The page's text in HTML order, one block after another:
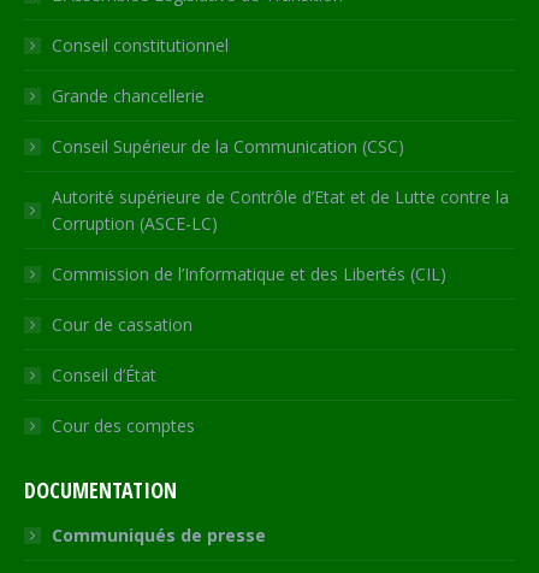
new
window
new
window
new
window
new
window
in
new
Conseil constitutionnel
Grande chancellerie
Conseil Supérieur de la Communication (CSC)
Autorité supérieure de Contrôle d’Etat et de Lutte contre la
Corruption (ASCE-LC)
Commission de l’Informatique et des Libertés (CIL)
Cour de cassation
Conseil d’État
Cour des comptes
DOCUMENTATION
Communiqués de presse